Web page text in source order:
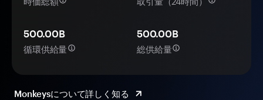
500.00B
循環供給量
500.00B
総供給量
Monkeysについて詳しく知る